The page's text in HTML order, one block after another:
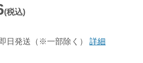
(税込)
日発送（※一部除く）
詳細